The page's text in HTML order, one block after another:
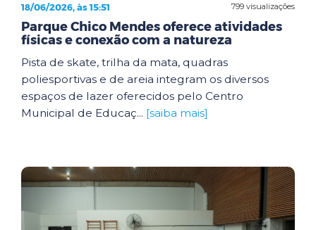
799 visualizações
18/06/2026, às 15:51
Parque Chico Mendes oferece atividades
físicas e conexão com a natureza
Pista de skate, trilha da mata, quadras
poliesportivas e de areia integram os diversos
espaços de lazer oferecidos pelo Centro
Municipal de Educaç... [saiba mais]